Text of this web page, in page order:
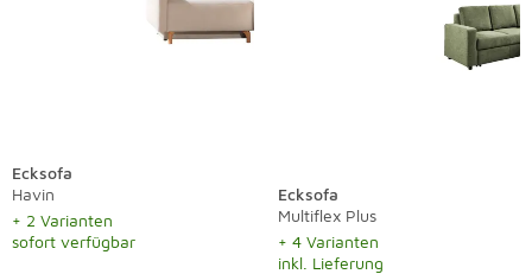
Ecksofa
Havin
+ 2 Varianten
sofort verfügbar
Ecksofa
Multiflex Plus
+ 4 Varianten
inkl. Lieferung